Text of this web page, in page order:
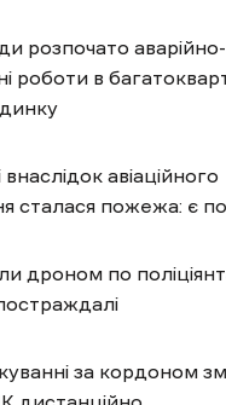
розпочато аварійно-
роботи в
авіаційного
сталася пожежа: є
дроном по
за кордоном